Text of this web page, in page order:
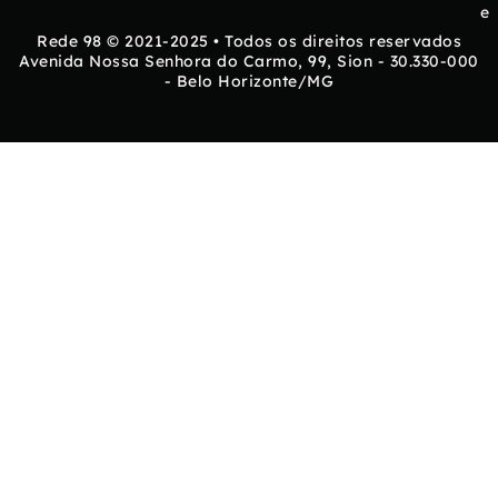
e
Rede 98 © 2021-2025 • Todos os direitos reservados
Avenida Nossa Senhora do Carmo, 99, Sion - 30.330-000
- Belo Horizonte/MG